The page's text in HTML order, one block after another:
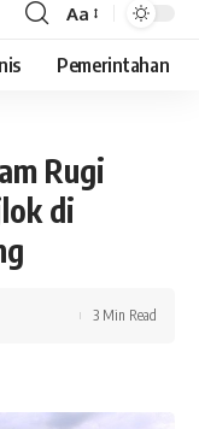
Aa
Pemerintahan
Rugi
di
3 Min Read